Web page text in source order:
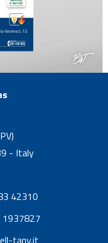
- Italy
42310
1937827
tany.it